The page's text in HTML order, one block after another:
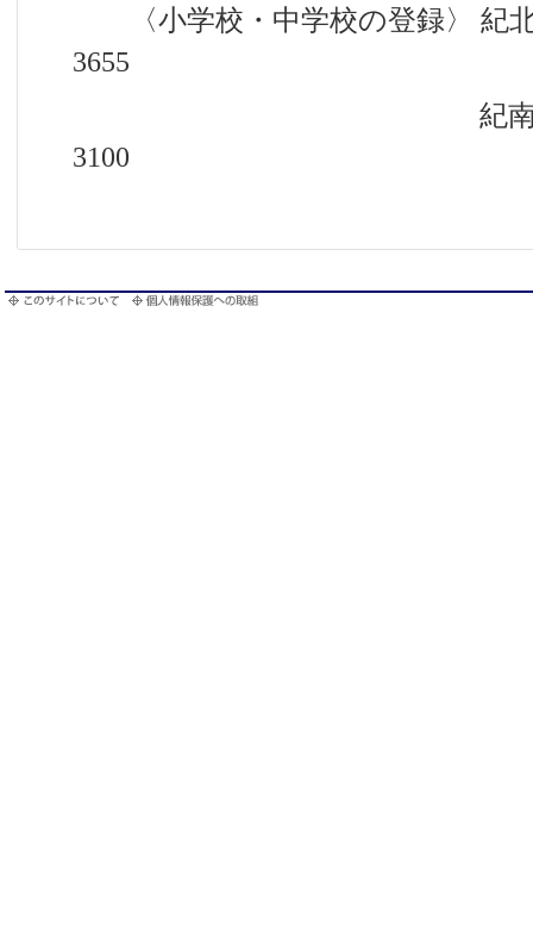
〈小学校・中学校の登録〉 紀
3655
紀南教育事務所
3100